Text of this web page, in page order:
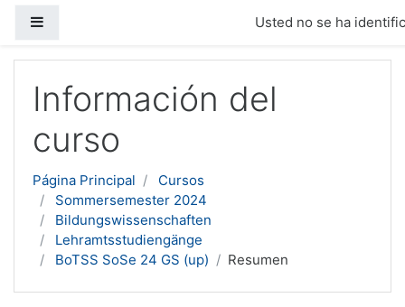
Usted no se ha
Información del
curso
Página Principal
Cursos
Sommersemester 2024
Bildungswissenschaften
Lehramtsstudiengänge
BoTSS SoSe 24 GS (up)
Resumen